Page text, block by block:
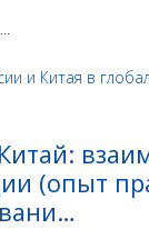
(опыт